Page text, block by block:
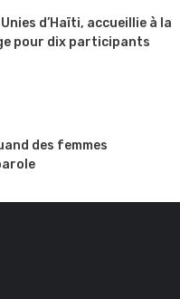
d’Haïti, accueillie à la
pour dix participants
des femmes